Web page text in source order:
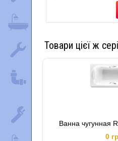
Товари цієї ж
Ванна чугунная
0